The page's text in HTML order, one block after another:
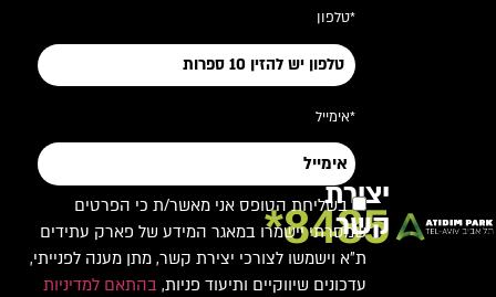
8485*
יצירת
קשר
*טלפון
*אימייל
בשליחת הטופס אני מאשר/ת כי הפרטים
שמסרתי יישמרו במאגר המידע של פארק עתידים
ת"א וישמשו לצורכי יצירת קשר, מתן מענה לפנייתי,
עדכונים שיווקיים ותיעוד פניות, בהתאם למדיניות